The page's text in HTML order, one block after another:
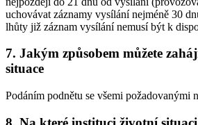
uchovávat záznamy vysílání nejméně 30
lhůty již záznam vysílání nemusí být k
7. Jakým způsobem můžete
situace
Podáním podnětu se všemi požadovanými